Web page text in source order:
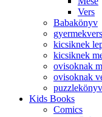
Vers
Babakönyv
gyermekvers
kicsiknek
kicsiknek
ovisoknak
ovisoknak
puzzlekönyv
Kids Books
Comics